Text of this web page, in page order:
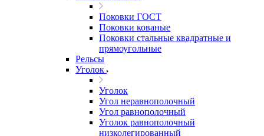
Поковки ГОСТ
Поковки кованые
Поковки стальные квадратные и
прямоугольные
Рельсы
Уголок
Уголок
Угол неравнополочный
Угол равнополочный
Уголок равнополочный
низколегированный